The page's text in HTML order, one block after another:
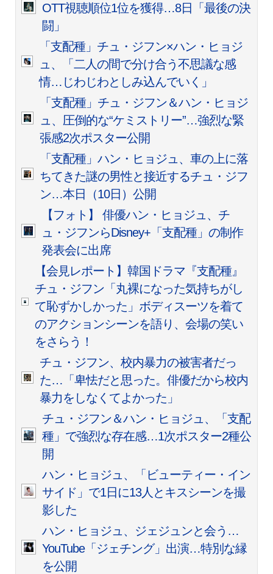
OTT視聴順位1位を獲得…8日「最後の決
闘」
「支配種」チュ・ジフン×ハン・ヒョジ
ュ、「二人の間で分け合う不思議な感
情…じわじわとしみ込んでいく」
「支配種」チュ・ジフン＆ハン・ヒョジ
ュ、圧倒的な“ケミストリー”…強烈な緊
張感2次ポスター公開
「支配種」ハン・ヒョジュ、車の上に落
ちてきた謎の男性と接近するチュ・ジフ
ン…本日（10日）公開
【フォト】 俳優ハン・ヒョジュ、チ
ュ・ジフンらDisney+「支配種」の制作
発表会に出席
【会見レポート】韓国ドラマ『支配種』
チュ・ジフン「丸裸になった気持ちがし
て恥ずかしかった」ボディスーツを着て
のアクションシーンを語り、会場の笑い
をさらう！
チュ・ジフン、校内暴力の被害者だっ
た…「卑怯だと思った。俳優だから校内
暴力をしなくてよかった」
チュ・ジフン＆ハン・ヒョジュ、「支配
種」で強烈な存在感…1次ポスター2種公
開
ハン・ヒョジュ、「ビューティー・イン
サイド」で1日に13人とキスシーンを撮
影した
ハン・ヒョジュ、ジェジュンと会う…
YouTube「ジェチング」出演…特別な縁
を公開